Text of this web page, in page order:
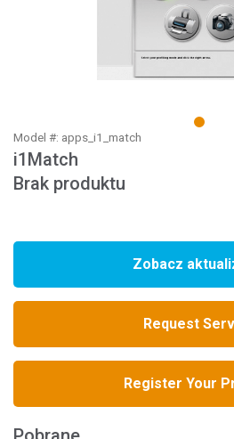
1
Model #: apps_i1_match
i1Match
Brak produktu
Zobacz
Request
Register Your